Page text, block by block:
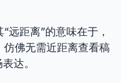
远距离”的意味在于，
佛无需近距离查看稿
达。